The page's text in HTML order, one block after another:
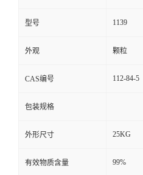
型号 1139
外观 颗粒
CAS编号 112-84-5
包装规格
外形尺寸 25KG
有效物质含量 99%